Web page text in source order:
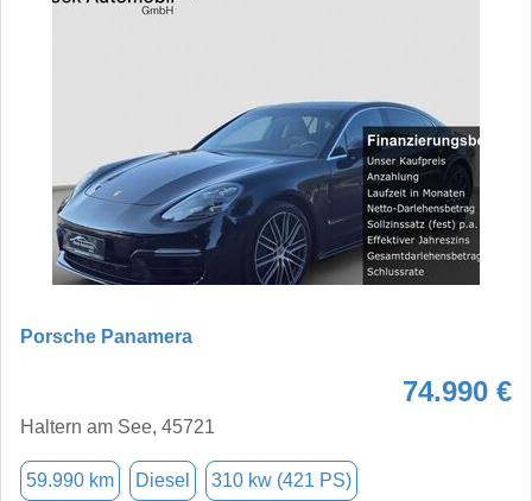
Porsche Panamera
74.990 €
Haltern am See, 45721
59.990 km Diesel 310 kw (421 PS)